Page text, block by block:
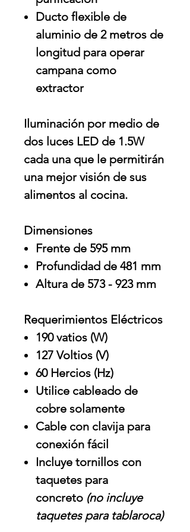
Ducto flexible de
aluminio de 2 metros de
longitud para operar
campana como
extractor
Iluminación por medio de
dos luces LED de 1.5W
cada una que le permitirán
una mejor visión de sus
alimentos al cocina.
Dimensiones
Frente de 595 mm
Profundidad de 481 mm
Altura de 573 - 923 mm
Requerimientos Eléctricos
190 vatios (W)
127 Voltios (V)
60 Hercios (Hz)
Utilice cableado de
cobre solamente
Cable con clavija para
conexión fácil
Incluye tornillos con
taquetes para
concreto (no incluye
taquetes para tablaroca)